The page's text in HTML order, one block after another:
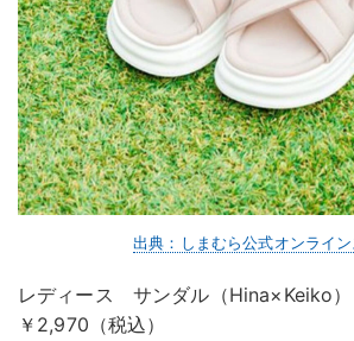
出典：しまむら公式オンライ
レディース サンダル（Hina×Keiko）
￥2,970（税込）